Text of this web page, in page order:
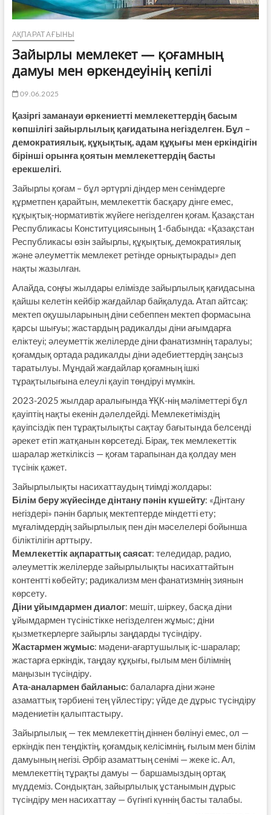
АҚПАРАТ АҒЫНЫ
Зайырлы мемлекет — қоғамның
дамуы мен өркендеуінің кепілі
09.06.2025
Қазіргі заманауи өркениетті мемлекеттердің басым
көпшілігі зайырлылық қағидатына негізделген. Бұл –
демократиялық, құқықтық, адам құқығы мен еркіндігін
бірінші орынға қоятын мемлекеттердің басты
ерекшелігі.
Зайырлы қоғам – бұл әртүрлі діндер мен сенімдерге
құрметпен қарайтын, мемлекеттік басқару дінге емес,
құқықтық-нормативтік жүйеге негізделген қоғам. Қазақстан
Республикасы Конституциясының 1-бабында: «Қазақстан
Республикасы өзін зайырлы, құқықтық, демократиялық
және әлеуметтік мемлекет ретінде орнықтырады» деп
нақты жазылған.
Алайда, соңғы жылдары елімізде зайырлылық қағидасына
қайшы келетін кейбір жағдайлар байқалуда. Атап айтсақ:
мектеп оқушыларының діни себеппен мектеп формасына
қарсы шығуы; жастардың радикалды діни ағымдарға
еліктеуі; әлеуметтік желілерде діни фанатизмнің таралуы;
қоғамдық ортада радикалды діни әдебиеттердің заңсыз
таратылуы. Мұндай жағдайлар қоғамның ішкі
тұрақтылығына елеулі қауіп төндіруі мүмкін.
2023-2025 жылдар аралығында ҰҚК-нің мәліметтері бұл
қауіптің нақты екенін дәлелдейді. Мемлекетіміздің
қауіпсіздік пен тұрақтылықты сақтау бағытында белсенді
әрекет етіп жатқанын көрсетеді. Бірақ, тек мемлекеттік
шаралар жеткіліксіз — қоғам тарапынан да қолдау мен
түсінік қажет.
Зайырлылықты насихаттаудың тиімді жолдары:
Білім беру жүйесінде дінтану пәнін күшейту: «Дінтану
негіздері» пәнін барлық мектептерде міндетті ету;
мұғалімдердің зайырлылық пен дін мәселелері бойынша
біліктілігін арттыру.
Мемлекеттік ақпараттық саясат: теледидар, радио,
әлеуметтік желілерде зайырлылықты насихаттайтын
контентті көбейту; радикализм мен фанатизмнің зиянын
көрсету.
Діни ұйымдармен диалог: мешіт, шіркеу, басқа діни
ұйымдармен түсіністікке негізделген жұмыс; діни
қызметкерлерге зайырлы заңдарды түсіндіру.
Жастармен жұмыс: мәдени-ағартушылық іс-шаралар;
жастарға еркіндік, таңдау құқығы, ғылым мен білімнің
маңызын түсіндіру.
Ата-аналармен байланыс: балаларға діни және
азаматтық тәрбиені тең үйлестіру; үйде де дұрыс түсіндіру
мәдениетін қалыптастыру.
Зайырлылық — тек мемлекеттің діннен бөлінуі емес, ол —
еркіндік пен теңдіктің, қоғамдық келісімнің, ғылым мен білім
дамуының негізі. Әрбір азаматтың сенімі — жеке іс. Ал,
мемлекеттің тұрақты дамуы — баршамыздың ортақ
мүддеміз. Сондықтан, зайырлылық ұстанымын дұрыс
түсіндіру мен насихаттау — бүгінгі күннің басты талабы.